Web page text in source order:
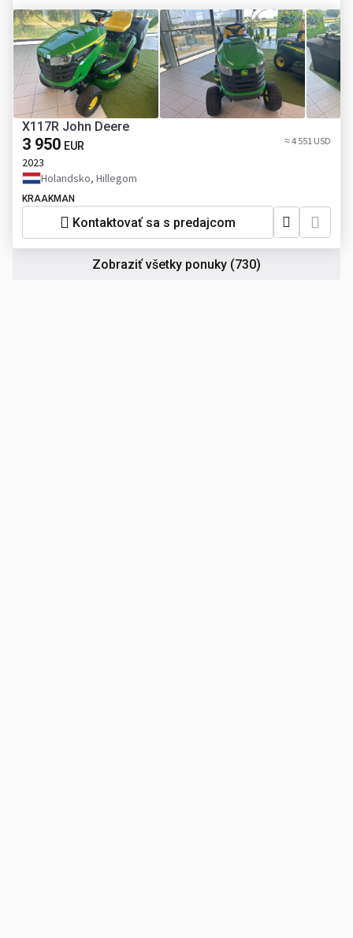
X117R John Deere
3 950 EUR ≈ 4 551 USD
2023
Holandsko, Hillegom
KRAAKMAN
Kontaktovať sa s predajcom
Zobraziť všetky ponuky (730)